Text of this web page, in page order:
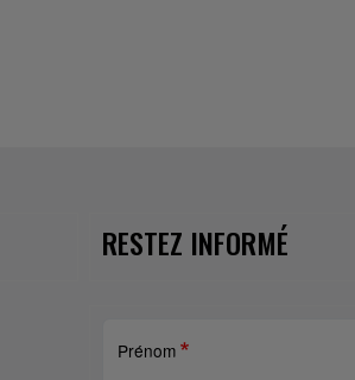
RESTEZ INFORMÉ
Prénom